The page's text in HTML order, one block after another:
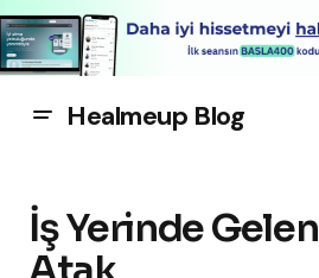
Healmeup Blog
İş Yerinde